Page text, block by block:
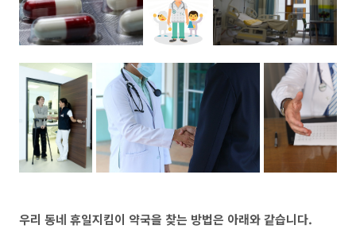
우리 동네 휴일지킴이 약국을 찾는 방법은 아래와 같습니다.